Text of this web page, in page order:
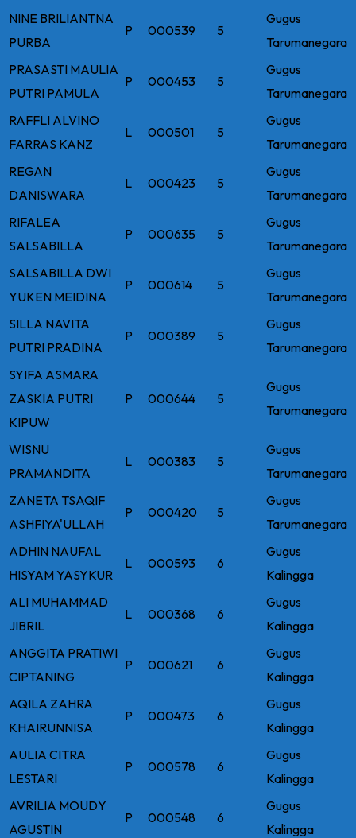
NINE BRILIANTNA
PURBA
P 000539 5
Gugus
Tarumanegara
PRASASTI MAULIA
PUTRI PAMULA
P 000453 5
Gugus
Tarumanegara
RAFFLI ALVINO
FARRAS KANZ
L 000501 5
Gugus
Tarumanegara
REGAN
DANISWARA
L 000423 5
Gugus
Tarumanegara
RIFALEA
SALSABILLA
P 000635 5
Gugus
Tarumanegara
SALSABILLA DWI
YUKEN MEIDINA
P 000614 5
Gugus
Tarumanegara
SILLA NAVITA
PUTRI PRADINA
P 000389 5
Gugus
Tarumanegara
SYIFA ASMARA
ZASKIA PUTRI
KIPUW
P 000644 5
Gugus
Tarumanegara
WISNU
PRAMANDITA
L 000383 5
Gugus
Tarumanegara
ZANETA TSAQIF
ASHFIYA'ULLAH
P 000420 5
Gugus
Tarumanegara
ADHIN NAUFAL
HISYAM YASYKUR
L 000593 6
Gugus
Kalingga
ALI MUHAMMAD
JIBRIL
L 000368 6
Gugus
Kalingga
ANGGITA PRATIWI
CIPTANING
P 000621 6
Gugus
Kalingga
AQILA ZAHRA
KHAIRUNNISA
P 000473 6
Gugus
Kalingga
AULIA CITRA
LESTARI
P 000578 6
Gugus
Kalingga
AVRILIA MOUDY
AGUSTIN
P 000548 6
Gugus
Kalingga